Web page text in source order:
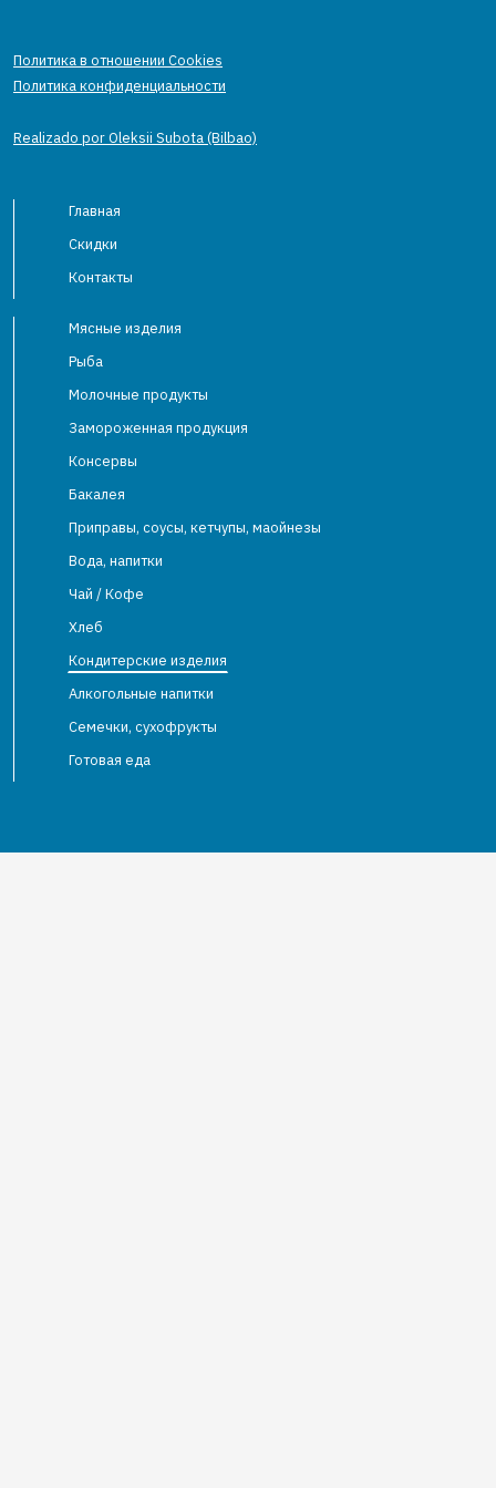
Политика в отношении Cookies
Политика конфиденциальности
Realizado por Oleksii Subota (Bilbao)
Главная
Скидки
Контакты
Мясные изделия
Рыба
Молочные продукты
Замороженная продукция
Консервы
Бакалея
Приправы, соусы, кетчупы, маойнезы
Вода, напитки
Чай / Кофе
Хлеб
Кондитерские изделия
Алкогольные напитки
Семечки, сухофрукты
Готовая еда